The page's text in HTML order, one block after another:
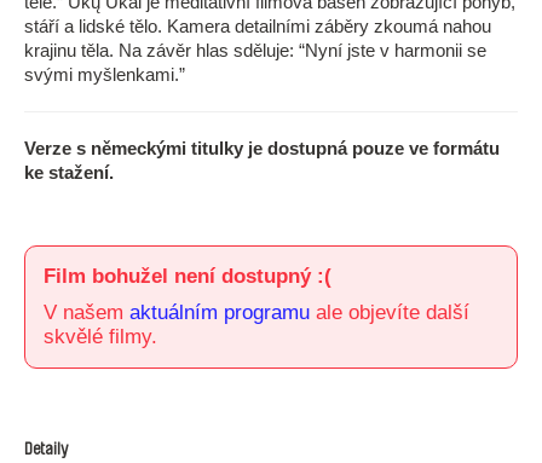
stáří a lidské tělo. Kamera detailními záběry zkoumá nahou
krajinu těla. Na závěr hlas sděluje: “Nyní jste v harmonii se
svými myšlenkami.”
Verze s německými titulky je dostupná pouze ve formátu
ke stažení.
Film bohužel není dostupný :(
V našem aktuálním programu ale objevíte další
skvělé filmy.
Detaily